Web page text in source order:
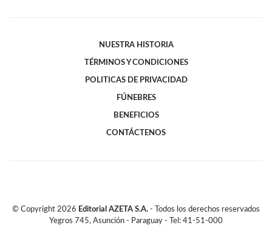
NUESTRA HISTORIA
TÉRMINOS Y CONDICIONES
POLITICAS DE PRIVACIDAD
FÚNEBRES
BENEFICIOS
CONTÁCTENOS
© Copyright 2026 Editorial AZETA S.A. - Todos los derechos reservados
Yegros 745, Asunción - Paraguay - Tel: 41-51-000